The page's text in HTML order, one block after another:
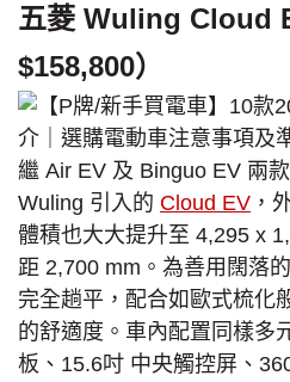
五菱 Wuling Cloud
$158,800）
繼 Air EV 及 Binguo EV 兩
Wuling 引入的 Cloud EV ，
體積也大大提升至 4,295 x
距 2,700 mm。為善用闊落
完全趟平，配合如歐式梳化
的舒適度。車內配置同樣多
板、15.6吋 中央觸控屏、